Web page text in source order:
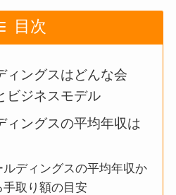
目次
ィングスはどんな会
ビジネスモデル
ィングスの平均年収は
ルディングスの平均年収か
手取り額の目安